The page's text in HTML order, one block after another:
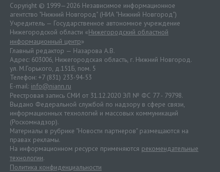
Copyright © 1999—2026 Независимое информационное
агентство "Нижний Новгород" (НИА "Нижний Новгород")
Учредитель — Государственное автономное учреждение
Нижегородской области «Нижегородский областной
информационный центр»
Главный редактор — Назарова А.В.
Адрес: 603006, Нижегородская область, г. Нижний Новгород.
ул. М.Горького, д.151Б, пом. 5
Телефон: +7 (831) 233-94-53
E-mail: info@niann.ru
Реестровая запись СМИ от 31.12.2020 ЭЛ № ФС 77 - 79798.
Выдано Федеральной службой по надзору в сфере связи,
информационных технологий и массовых коммуникаций
(Роскомнадзор).
Материалы в рубрике "Новости партнеров" размещаются на
правах рекламы.
На информационном ресурсе применяются рекомендательные
технологии.
Политика конфиденциальности